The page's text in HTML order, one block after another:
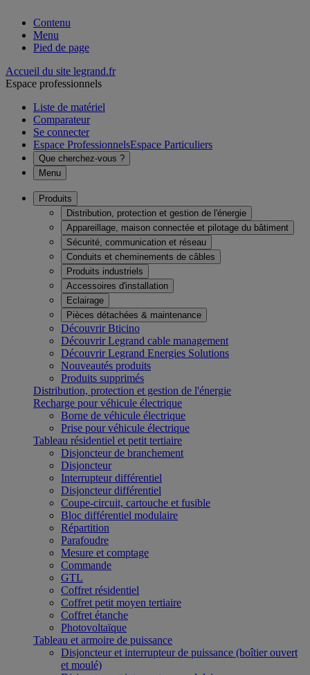
Contenu
Menu
Pied de page
Accueil du site legrand.fr
Espace professionnels
Liste de matériel
Comparateur
Se connecter
Espace ProfessionnelsEspace Particuliers
Que cherchez-vous ?
Menu
Produits
Distribution, protection et gestion de l'énergie
Appareillage, maison connectée et pilotage du bâtiment
Sécurité, communication et réseau
Conduits et cheminements de câbles
Produits industriels
Accessoires d'installation
Eclairage
Pièces détachées & maintenance
Découvrir Bticino
Découvrir Legrand cable management
Découvrir Legrand Energies Solutions
Nouveautés produits
Produits supprimés
Distribution, protection et gestion de l'énergie
Recharge pour véhicule électrique
Borne de véhicule électrique
Prise pour véhicule électrique
Tableau résidentiel et petit tertiaire
Disjoncteur de branchement
Disjoncteur
Interrupteur différentiel
Disjoncteur différentiel
Coupe-circuit, cartouche et fusible
Bloc différentiel modulaire
Répartition
Parafoudre
Mesure et comptage
Commande
GTL
Coffret résidentiel
Coffret petit moyen tertiaire
Coffret étanche
Photovoltaïque
Tableau et armoire de puissance
Disjoncteur et interrupteur de puissance (boîtier ouvert
et moulé)